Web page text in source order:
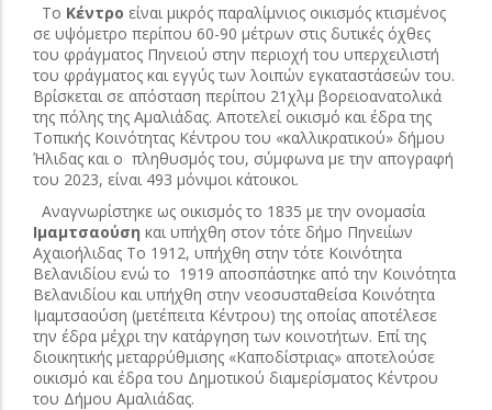
Το Κέντρο είναι μικρός παραλίμνιος οικισμός κτισμένος
σε υψόμετρο περίπου 60-90 μέτρων στις δυτικές όχθες
του φράγματος Πηνειού στην περιοχή του υπερχειλιστή
του φράγματος και εγγύς των λοιπών εγκαταστάσεών του.
Βρίσκεται σε απόσταση περίπου 21χλμ βορειοανατολικά
της πόλης της Αμαλιάδας. Αποτελεί οικισμό και έδρα της
Τοπικής Κοινότητας Κέντρου του «καλλικρατικού» δήμου
Ήλιδας και ο πληθυσμός του, σύμφωνα με την απογραφή
του 2023, είναι 493 μόνιμοι κάτοικοι.
Αναγνωρίστηκε ως οικισμός το 1835 με την ονομασία
Ιμαμτσαούση και υπήχθη στον τότε δήμο Πηνειίων
Αχαιοήλιδας Το 1912, υπήχθη στην τότε Κοινότητα
Βελανιδίου ενώ το 1919 αποσπάστηκε από την Κοινότητα
Βελανιδίου και υπήχθη στην νεοσυσταθείσα Κοινότητα
Ιμαμτσαούση (μετέπειτα Κέντρου) της οποίας αποτέλεσε
την έδρα μέχρι την κατάργηση των κοινοτήτων. Επί της
διοικητικής μεταρρύθμισης «Καποδίστριας» αποτελούσε
οικισμό και έδρα του Δημοτικού διαμερίσματος Κέντρου
του Δήμου Αμαλιάδας.